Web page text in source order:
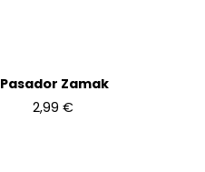
Pasador Zamak
2,99 €